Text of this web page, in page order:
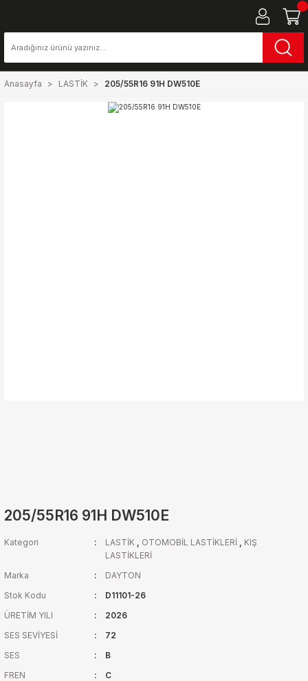
Anasayfa LASTİK 205/55R16 91H DW510E
205/55R16 91H DW510E
Kategori LASTİK , OTOMOBİL LASTİKLERİ , KIŞ
LASTİKLERİ
Marka
DAYTON
Stok Kodu
D11101-26
ÜRETİM YILI
2026
SES SEVİYESİ
72
SES
B
FREN
C